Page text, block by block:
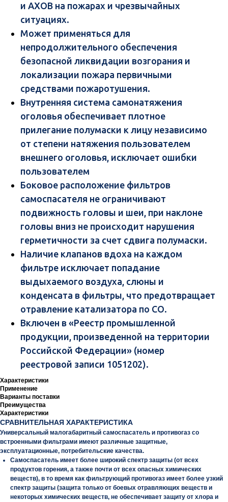
и АХОВ на пожарах и чрезвычайных
ситуациях.
Может применяться для
непродолжительного обеспечения
безопасной ликвидации возгорания и
локализации пожара первичными
средствами пожаротушения.
Внутренняя система самонатяжения
оголовья обеспечивает плотное
прилегание полумаски к лицу независимо
от степени натяжения пользователем
внешнего оголовья, исключает ошибки
пользователем
Боковое расположение фильтров
самоспасателя не ограничивают
подвижность головы и шеи, при наклоне
головы вниз не происходит нарушения
герметичности за счет сдвига полумаски.
Наличие клапанов вдоха на каждом
фильтре исключает попадание
выдыхаемого воздуха, слюны и
конденсата в фильтры, что предотвращает
отравление катализатора по СО.
Включен в «Реестр промышленной
продукции, произведенной на территории
Российской Федерации» (номер
реестровой записи 1051202).
Характеристики
Применение
Варианты поставки
Преимущества
Характеристики
СРАВНИТЕЛЬНАЯ ХАРАКТЕРИСТИКА
Универсальный малогабаритный самоспасатель и противогаз со
встроенными фильтрами имеют различные защитные,
эксплуатационные, потребительские качества.
Самоспасатель имеет более широкий спектр защиты (от всех
продуктов горения, а также почти от всех опасных химических
веществ), в то время как фильтрующий противогаз имеет более узкий
спектр защиты (защита только от боевых отравляющих веществ и
некоторых химических веществ, не обеспечивает защиту от хлора и